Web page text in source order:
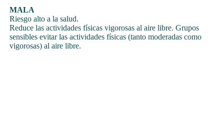
MALA
Riesgo alto a la salud.
Reduce las actividades físicas vigorosas al aire libre. Grupos
sensibles evitar las actividades físicas (tanto moderadas como
vigorosas) al aire libre.